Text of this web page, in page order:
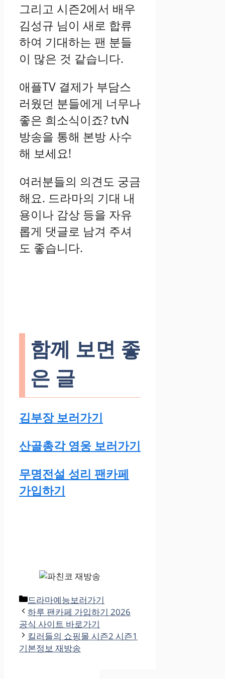
그리고 시즌2에서 배우
김성규 님이 새로 합류
하여 기대하는 팬 분들
이 많은 것 같습니다.
애플TV 결제가 부담스
러웠던 분들에게 너무나
좋은 희소식이죠? tvN
방송을 통해 본방 사수
해 보세요!
여러분들의 의견도 궁금
해요. 드라마의 기대 내
용이나 감상 등을 자유
롭게 댓글로 남겨 주셔
도 좋습니다.
함께 보면 좋
은 글
김부장 보러가기
산골총각 영웅 보러가기
무명전설 성리 팬카페
가입하기
카
테
고
리
드라마예능보러가기
하루 팬카페 가입하기 2026
공식 사이트 바로가기
킬러들의 쇼핑몰 시즌2 시즌1
기본정보 재방송